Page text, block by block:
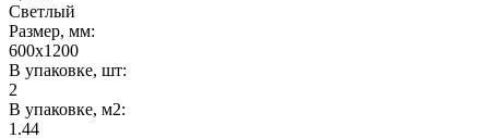
Светлый
Размер, мм:
600x1200
В упаковке, шт:
2
В упаковке, м2:
1.44